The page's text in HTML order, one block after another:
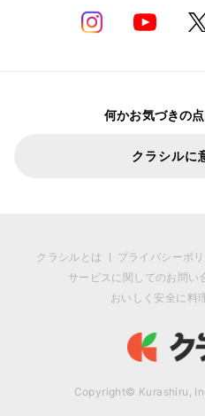
何かお気づきの
クラシルに
クラシルとは プライバシーポ
サービスに関してのお問い
おいしく安全に料
Copyright© Kurashiru,